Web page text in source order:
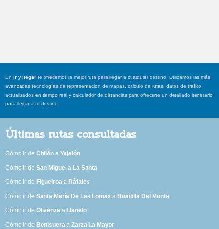
Enir y llegar te ofrecemos la mejor ruta para llegar a cualquier destino. Utilizamos las más
avanzadas tecnologías de representación de mapas, cálculo de rutas, datos de tráfico
actualizados en tiempo real y calculador de distancias para ofrecerte un detallado itenerario
para llegar a tu destino.
Últimas rutas consultadas
Cómo ir deChilón aYajalón
Cómo ir deSan Miguel a La Santa
Cómo ir de Figueiroa a Ráfales
Cómo ir deSanta María De Las Lomas a Boadilla Del Monte
Cómo ir deOlivenza a Llanelo
Cómo ir de Benisuera aZarza La Mayor